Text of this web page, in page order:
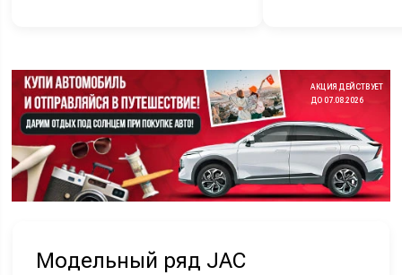
АКЦИЯ ДЕЙСТВУЕТ
ДО 07.08.2026
Модельный ряд JAC